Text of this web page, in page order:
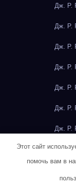
Дж. Р.
Дж. Р.
Дж. Р.
Дж. Р.
Дж. Р.
Дж. Р.
Дж. Р.
Дж. Р.
Дж. Р.
Дж. Р.
Этот сайт
помочь вам в